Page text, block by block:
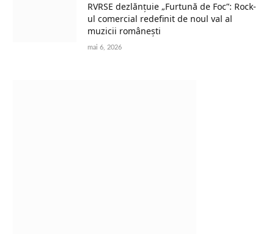
RVRSE dezlănțuie „Furtună de Foc”: Rock-
ul comercial redefinit de noul val al
muzicii românești
mai 6, 2026